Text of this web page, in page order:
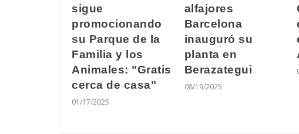
sigue
promocionando
su Parque de la
Familia y los
Animales: "Gratis
cerca de casa"
01/17/2025
alfajores
Barcelona
inauguró su
planta en
Berazategui
08/19/2025